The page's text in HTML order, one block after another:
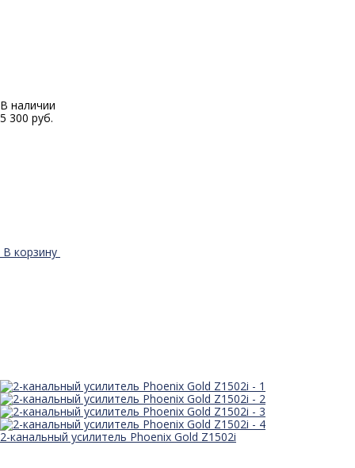
В наличии
5 300 руб.
В корзину
2-канальный усилитель Phoenix Gold Z1502i